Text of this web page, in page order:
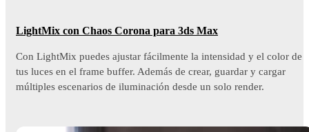
LightMix con Chaos Corona para 3ds Max
Con LightMix puedes ajustar fácilmente la intensidad y el color de
tus luces en el frame buffer. Además de crear, guardar y cargar
múltiples escenarios de iluminación desde un solo render.